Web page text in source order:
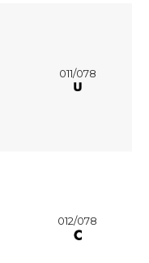
011/078
012/078